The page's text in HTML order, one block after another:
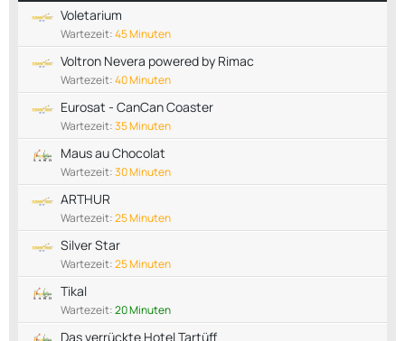
Voletarium
Wartezeit:45 Minuten
Voltron Nevera powered by Rimac
Wartezeit:40 Minuten
Eurosat - CanCan Coaster
Wartezeit:35 Minuten
Maus au Chocolat
Wartezeit:30 Minuten
ARTHUR
Wartezeit:25 Minuten
Silver Star
Wartezeit:25 Minuten
Tikal
Wartezeit:20 Minuten
Das verrückte Hotel Tartüff